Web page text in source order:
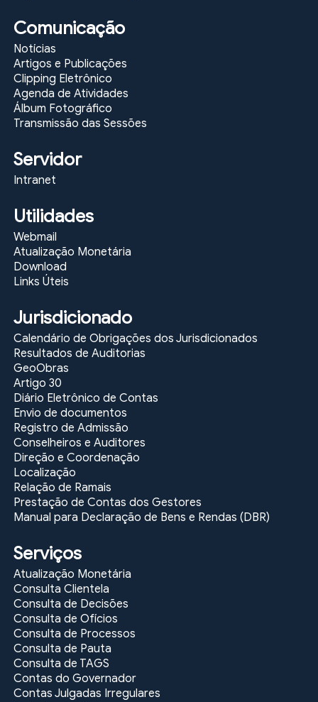
Comunicação
Notícias
Artigos e Publicações
Clipping Eletrônico
Agenda de Atividades
Álbum Fotográfico
Transmissão das Sessões
Servidor
Intranet
Utilidades
Webmail
Atualização Monetária
Download
Links Úteis
Jurisdicionado
Calendário de Obrigações dos Jurisdicionados
Resultados de Auditorias
GeoObras
Artigo 30
Diário Eletrônico de Contas
Envio de documentos
Registro de Admissão
Conselheiros e Auditores
Direção e Coordenação
Localização
Relação de Ramais
Prestação de Contas dos Gestores
Manual para Declaração de Bens e Rendas (DBR)
Serviços
Atualização Monetária
Consulta Clientela
Consulta de Decisões
Consulta de Ofícios
Consulta de Processos
Consulta de Pauta
Consulta de TAGS
Contas do Governador
Contas Julgadas Irregulares